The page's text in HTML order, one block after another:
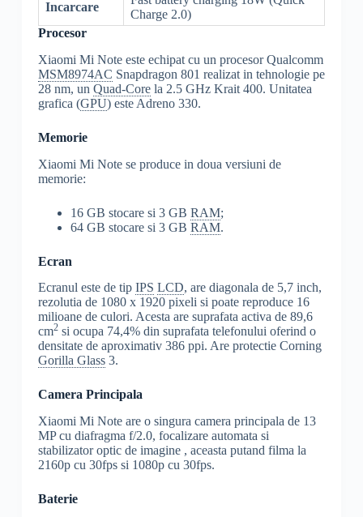
Incarcare
Charge 2.0)
Procesor
Xiaomi Mi Note este echipat cu un procesor Qualcomm
MSM8974AC Snapdragon 801 realizat in tehnologie pe
28 nm, un Quad-Corela 2.5 GHz Krait 400. Unitatea
grafica (GPU) este Adreno 330.
Memorie
Xiaomi Mi Note se produce in doua versiuni de
memorie:
16 GB stocare si 3 GB RAM;
64 GB stocare si 3 GB RAM.
Ecran
Ecranul este de tip IPS LCD, are diagonala de 5,7 inch,
rezolutia de 1080 x 1920 pixeli si poate reproduce 16
milioane de culori. Acesta are suprafata activa de 89,6
cm2si ocupa 74,4% din suprafata telefonului oferind o
densitate de aproximativ 386 ppi. Are protectie Corning
Gorilla Glass3.
Camera Principala
Xiaomi Mi Note are o singura camera principala de 13
MP cu diafragma f/2.0, focalizare automata si
stabilizator optic de imagine , aceasta putand filma la
2160p cu 30fps si 1080p cu 30fps.
Baterie